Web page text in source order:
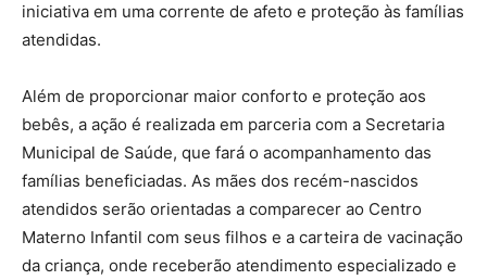
iniciativa em uma corrente de afeto e proteção às famílias
atendidas.
Além de proporcionar maior conforto e proteção aos
bebês, a ação é realizada em parceria com a Secretaria
Municipal de Saúde, que fará o acompanhamento das
famílias beneficiadas. As mães dos recém-nascidos
atendidos serão orientadas a comparecer ao Centro
Materno Infantil com seus filhos e a carteira de vacinação
da criança, onde receberão atendimento especializado e